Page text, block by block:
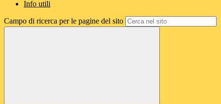
Info utili
Campo di ricerca per le pagine del sito